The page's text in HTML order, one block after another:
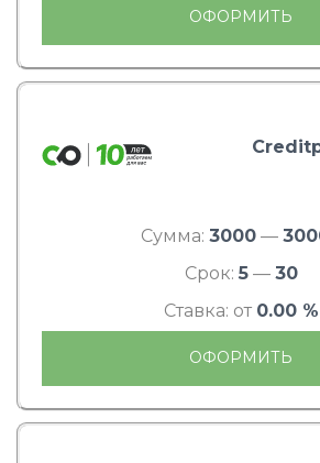
ОФОРМИТЬ
Сумма: 3000—
Срок: 5— 30
Ставка: от 0.00 %
ОФОРМИТЬ